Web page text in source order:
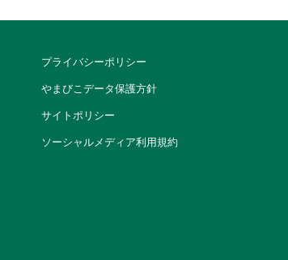
プライバシーポリシー
やまびこデータ保護方針
サイトポリシー
ソーシャルメディア利用規約